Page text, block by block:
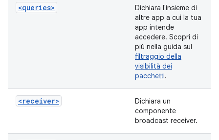
<queries>
Dichiara l'insieme di
altre app a cui la tua
app intende
accedere. Scopri di
più nella guida sul
filtraggio della
visibilità dei
pacchetti.
<receiver>
Dichiara un
componente
broadcast receiver.